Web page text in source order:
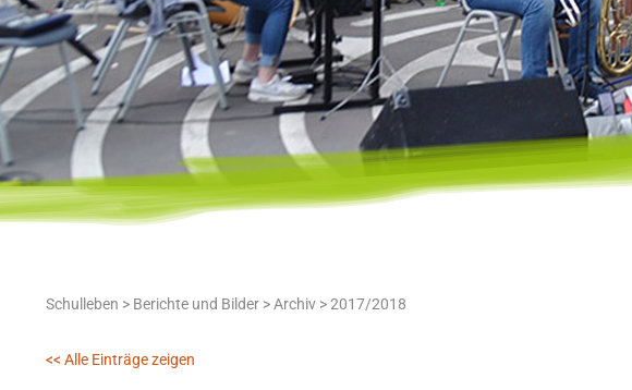
Schulleben > Berichte und Bilder>Archiv>2017/2018
<< Alle Einträge zeigen